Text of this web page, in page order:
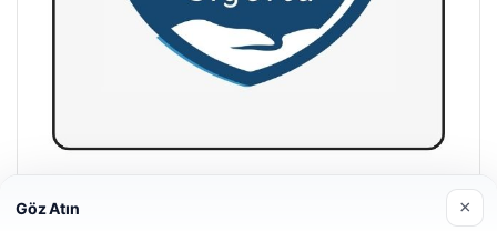
Hastaş Beton
Göz Atın ×